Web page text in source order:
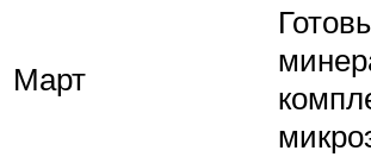
Март